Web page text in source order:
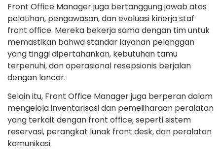
Front Office Manager juga bertanggung jawab atas
pelatihan, pengawasan, dan evaluasi kinerja staf
front office. Mereka bekerja sama dengan tim untuk
memastikan bahwa standar layanan pelanggan
yang tinggi dipertahankan, kebutuhan tamu
terpenuhi, dan operasional resepsionis berjalan
dengan lancar.
Selain itu, Front Office Manager juga berperan dalam
mengelola inventarisasi dan pemeliharaan peralatan
yang terkait dengan front office, seperti sistem
reservasi, perangkat lunak front desk, dan peralatan
komunikasi.